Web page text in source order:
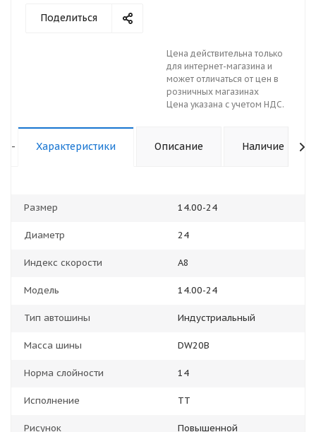
Поделиться
Цена действительна только
для интернет-магазина и
может отличаться от цен в
розничных магазинах
Цена указана с учетом НДС.
- Характеристики Описание Наличие
Размер 14.00-24
Диаметр 24
Индекс скорости A8
Модель 14.00-24
Тип автошины Индустриальный
Масса шины DW20B
Норма слойности 14
Исполнение TT
Рисунок Повышенной